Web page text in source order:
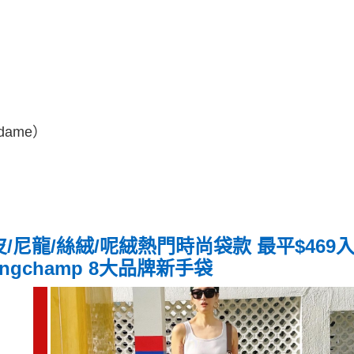
）
尼龍/絲絨/呢絨熱門時尚袋款 最平$469入
8大品牌新手袋